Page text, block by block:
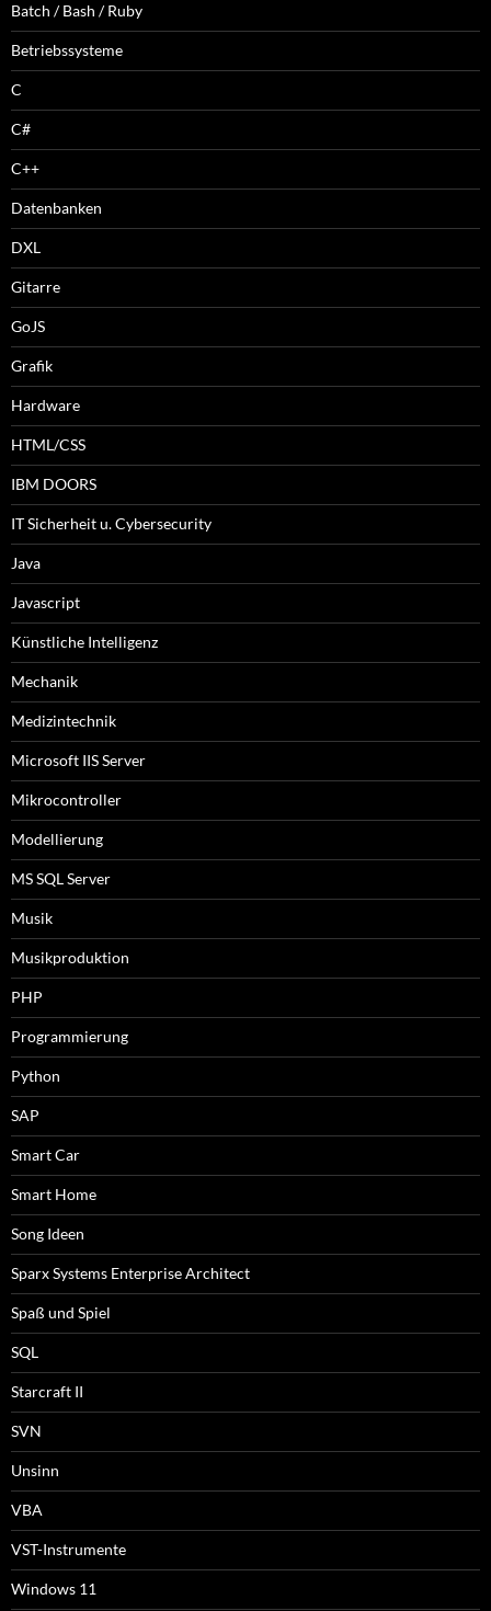
Batch / Bash / Ruby
Betriebssysteme
C
C#
C++
Datenbanken
DXL
Gitarre
GoJS
Grafik
Hardware
HTML/CSS
IBM DOORS
IT Sicherheit u. Cybersecurity
Java
Javascript
Künstliche Intelligenz
Mechanik
Medizintechnik
Microsoft IIS Server
Mikrocontroller
Modellierung
MS SQL Server
Musik
Musikproduktion
PHP
Programmierung
Python
SAP
Smart Car
Smart Home
Song Ideen
Sparx Systems Enterprise Architect
Spaß und Spiel
SQL
Starcraft II
SVN
Unsinn
VBA
VST-Instrumente
Windows 11